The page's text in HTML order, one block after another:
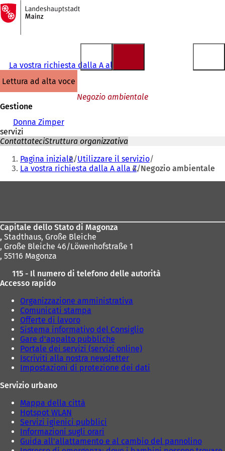
Vai al contenuto
Alla
pagina
iniziale
La vostra richiesta dalla A alla Z
lettura ad alta voce
Negozio ambientale
Gestione
Donna Zimper
servizi
ContattateciStruttura organizzativa
Siete
qui:
Pagina iniziale Utilizzare il servizio
La vostra richiesta dalla A alla Z Negozio ambientale
Capitale dello Stato di Magonza
, Stadthaus, Große Bleiche
, Große Bleiche 46/Löwenhofstraße 1
, 55116 Magonza
115 - Il numero di telefono delle autorità
Accesso rapido
Organizzazione amministrativa
Comunicati stampa
Offerte di lavoro
Sistema informativo del Consiglio
Gare d'appalto pubbliche
Portale dei servizi (servizi online)
Iscriviti alla nostra newsletter
Impostazioni di protezione dei dati
Servizio urbano
Mappa della città
Hotspot WLAN
Servizi igienici pubblici
Informazioni sugli orari
Guida all'allattamento e al cambio del pannolino